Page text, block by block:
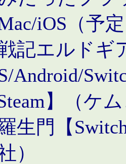
iOS（予
記エルドギ
Android/
】（ケ
生門【
）